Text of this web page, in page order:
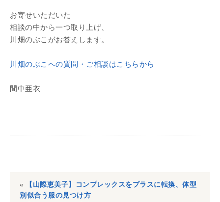
お寄せいただいた
相談の中から一つ取り上げ、
川畑のぶこがお答えします。
川畑のぶこへの質問・ご相談はこちらから
間中亜衣
«
【山際恵美子】コンプレックスをプラスに転換、体型
別似合う服の見つけ方